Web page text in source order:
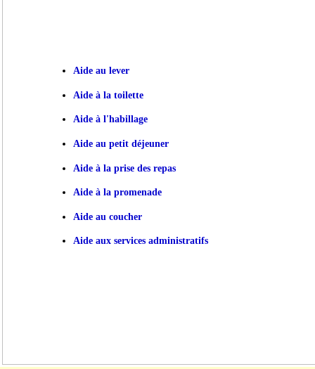
Aide au lever
Aide à la toilette
Aide à l'habillage
Aide au petit déjeuner
Aide à la prise des repas
Aide à la promenade
Aide au coucher
Aide aux services administratifs